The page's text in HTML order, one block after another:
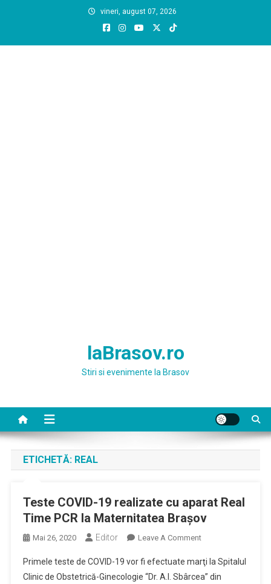
vineri, august 07, 2026
laBrasov.ro
Stiri si evenimente la Brasov
ETICHETĂ: REAL
Teste COVID-19 realizate cu aparat Real
Time PCR la Maternitatea Braşov
Mai 26, 2020 Editor Leave A CommentOn
COVID-
19
Primele teste de COVID-19 vor fi efectuate marţi la Spitalul
Clinic de Obstetrică-Ginecologie “Dr. A.I. Sbârcea” din